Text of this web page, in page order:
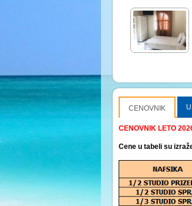
CENOVNIK
CENOVNIK LETO
Cene u tabeli su